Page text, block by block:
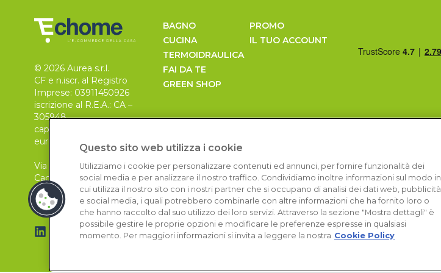
© 2026 Aurea s.r.l.
CF e n.iscr. al Registro
Imprese: 03911450926
iscrizione al R.E.A.: CA –
305948
capitale sociale 30.000
euro, i.v.
Via Pietro Leo n. 6
Cagliari
09129
BAGNO
CUCINA
TERMOIDRAULICA
FAI DA TE
GREEN SHOP
PROMO
IL TUO ACCOUNT
Questo sito web utilizza i cookie
Utilizziamo i cookie per personalizzare contenuti ed annunci, per fornire funzionalità dei
social media e per analizzare il nostro traffico. Condividiamo inoltre informazioni sul modo in
cui utilizza il nostro sito con i nostri partner che si occupano di analisi dei dati web, pubblicità
e social media, i quali potrebbero combinarle con altre informazioni che ha fornito loro o
che hanno raccolto dal suo utilizzo dei loro servizi. Attraverso la sezione "Mostra dettagli" è
possibile gestire le proprie opzioni e modificare le preferenze espresse in qualsiasi
momento. Per maggiori informazioni si invita a leggere la nostra Cookie Policy